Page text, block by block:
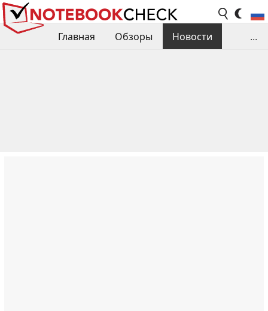
Главная Обзоры
Новости
...